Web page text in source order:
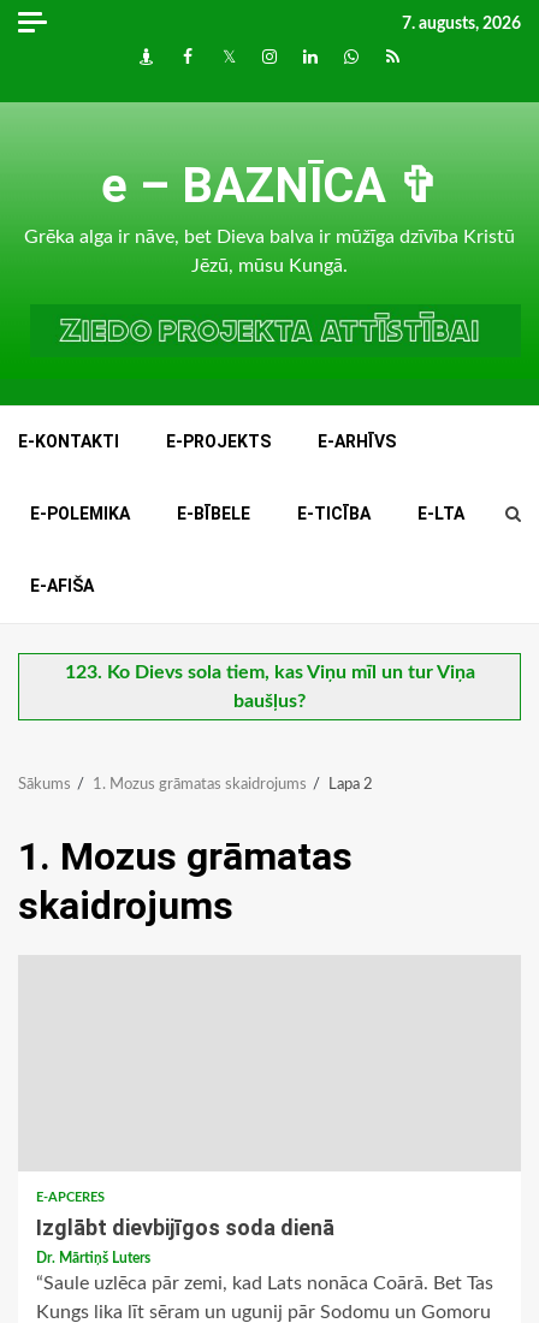
Skip
7. augusts, 2026
DraugiemFacebook
TwitterInstagram
LinkedInwhatsapp
RSS
e – BAZNĪCA ✞
Grēka alga ir nāve, bet Dieva balva ir mūžīga dzīvība Kristū
Jēzū, mūsu Kungā.
E-KONTAKTI E-PROJEKTS E-ARHĪVS
E-POLEMIKA E-BĪBELE E-TICĪBA E-LTA
E-AFIŠA
123. Ko Dievs sola tiem, kas Viņu mīl un tur Viņa
baušļus?
Sākums 1. Mozus grāmatas skaidrojums Lapa 2
1. Mozus grāmatas
skaidrojums
E-APCERES
Izglābt dievbijīgos soda dienā
Dr. Mārtiņš Luters
“Saule uzlēca pār zemi, kad Lats nonāca Coārā. Bet Tas
Kungs lika līt sēram un ugunij pār Sodomu un Gomoru